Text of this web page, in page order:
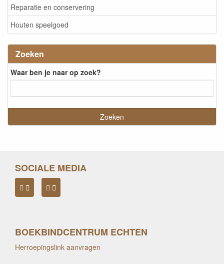
Reparatie en conservering
Houten speelgoed
Zoeken
Waar ben je naar op zoek?
SOCIALE MEDIA
BOEKBINDCENTRUM ECHTEN
Herroepingslink aanvragen